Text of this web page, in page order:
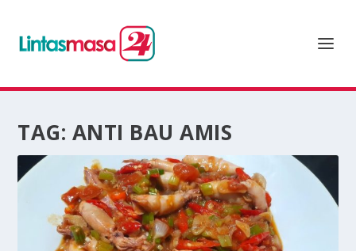
TAG: ANTI BAU AMIS